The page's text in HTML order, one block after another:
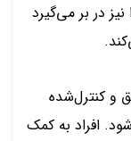
در بر می‌گیرد
و کنترل‌شده
افراد به کمک